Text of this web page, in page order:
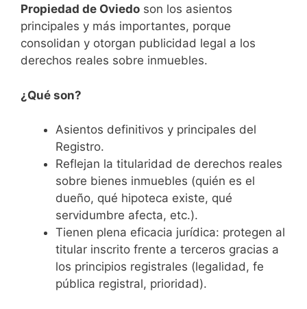
Propiedad de Oviedo son los asientos
principales y más importantes, porque
consolidan y otorgan publicidad legal a los
derechos reales sobre inmuebles.
¿Qué son?
Asientos definitivos y principales del
Registro.
Reflejan la titularidad de derechos reales
sobre bienes inmuebles (quién es el
dueño, qué hipoteca existe, qué
servidumbre afecta, etc.).
Tienen plena eficacia jurídica: protegen al
titular inscrito frente a terceros gracias a
los principios registrales (legalidad, fe
pública registral, prioridad).